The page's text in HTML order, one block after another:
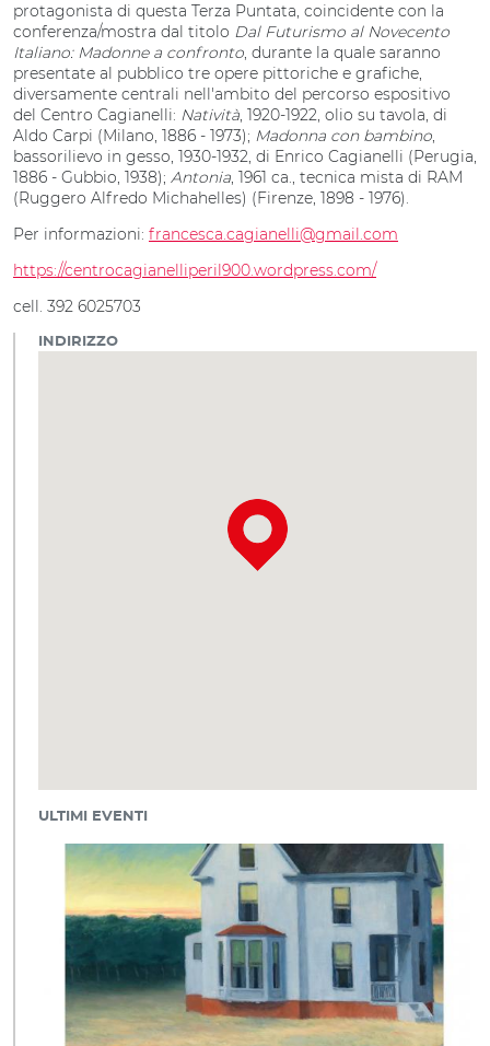
protagonista di questa Terza Puntata, coincidente con la
conferenza/mostra dal titolo Dal Futurismo al Novecento
Italiano: Madonne a confronto, durante la quale saranno
presentate al pubblico tre opere pittoriche e grafiche,
diversamente centrali nell'ambito del percorso espositivo
del Centro Cagianelli: Natività, 1920-1922, olio su tavola, di
Aldo Carpi (Milano, 1886 - 1973); Madonna con bambino,
bassorilievo in gesso, 1930-1932, di Enrico Cagianelli (Perugia,
1886 - Gubbio, 1938); Antonia, 1961 ca., tecnica mista di RAM
(Ruggero Alfredo Michahelles) (Firenze, 1898 - 1976).
Per informazioni: francesca.cagianelli@gmail.com
https://centrocagianelliperil900.wordpress.com/
cell. 392 6025703
INDIRIZZO
ULTIMI EVENTI